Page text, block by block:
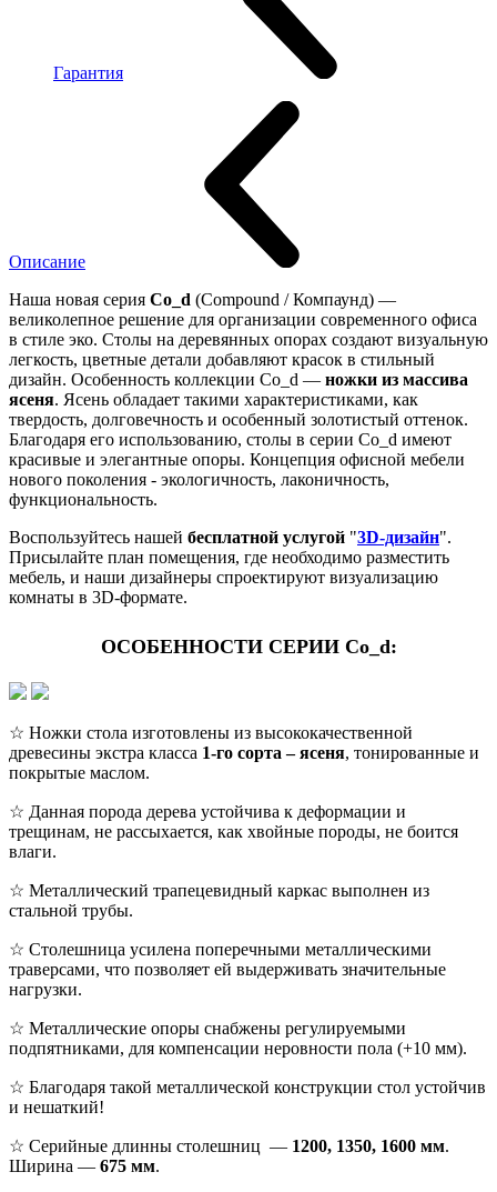
Гарантия
Описание
Наша новая серия Co_d (Compound / Компаунд) —
великолепное решение для организации современного офиса
в стиле эко. Столы на деревянных опорах создают визуальную
легкость, цветные детали добавляют красок в стильный
дизайн. Особенность коллекции Co_d — ножки из массива
ясеня. Ясень обладает такими характеристиками, как
твердость, долговечность и особенный золотистый оттенок.
Благодаря его использованию, столы в серии Co_d имеют
красивые и элегантные опоры. Концепция офисной мебели
нового поколения - экологичность, лаконичность,
функциональность.
Воспользуйтесь нашей бесплатной услугой "3D-дизайн".
Присылайте план помещения, где необходимо разместить
мебель, и наши дизайнеры спроектируют визуализацию
комнаты в 3D-формате.
ОСОБЕННОСТИ СЕРИИ Co_d:
☆ Ножки стола изготовлены из высококачественной
древесины экстра класса 1-го сорта – ясеня, тонированные и
покрытые маслом.
☆ Данная порода дерева устойчива к деформации и
трещинам, не рассыхается, как хвойные породы, не боится
влаги.
☆ Металлический трапецевидный каркас выполнен из
стальной трубы.
☆ Столешница усилена поперечными металлическими
траверсами, что позволяет ей выдерживать значительные
нагрузки.
☆ Металлические опоры снабжены регулируемыми
подпятниками, для компенсации неровности пола (+10 мм).
☆ Благодаря такой металлической конструкции стол устойчив
и нешаткий!
☆ Серийные длинны столешниц — 1200, 1350, 1600 мм.
Ширина — 675 мм.